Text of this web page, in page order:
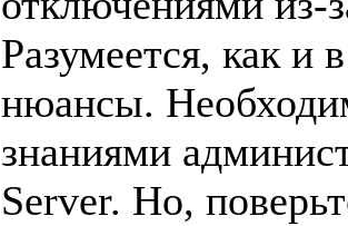
Разумеется, как и
нюансы.
знаниями
Server. Но,